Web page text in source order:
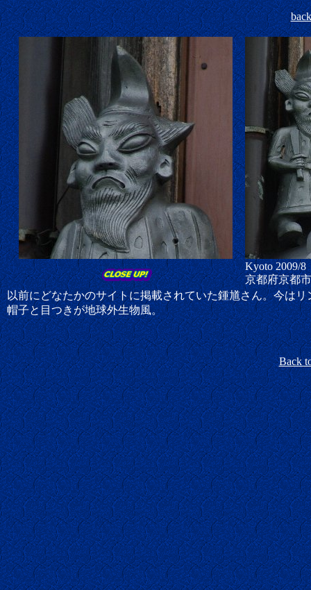
Kyoto 2009/8
京都府京都
以前にどなたかのサイトに掲載されていた鍾馗さん。今は
帽子と目つきが地球外生物風。
Back